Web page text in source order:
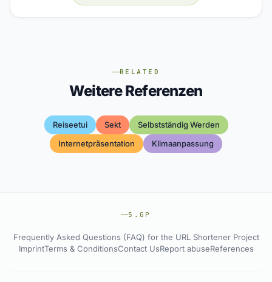
RELATED
Weitere Referenzen
Reiseetui Sekt
Selbstständig Werden
Internetpräsentation
Klimaanpassung
5.GP
Frequently Asked Questions (FAQ) for the URL Shortener Project
ImprintTerms & ConditionsContact UsReport abuseReferences